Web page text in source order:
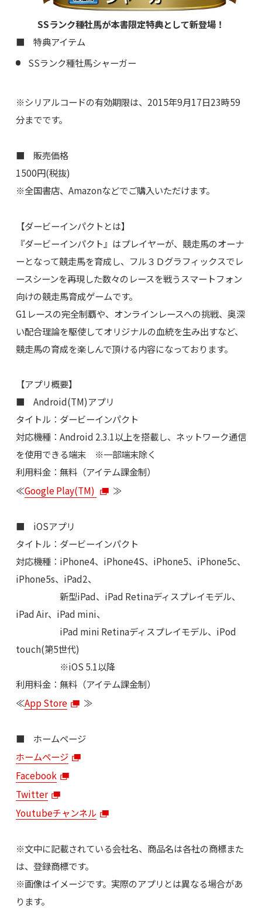
SSランク種牡馬が本書限定特典として新登場！
■ 特典アイテム
SSランク種牡馬シャーガー
※シリアルコードの有効期限は、2015年9月17日23時59
分までです。
■ 販売価格
1500円(税抜)
※全国書店、Amazonなどでご購入いただけます。
【ダービーインパクトとは】
『ダービーインパクト』はプレイヤーが、競走馬のオーナ
ーとなって競走馬を育成し、フル３Ｄグラフィックスでレ
ースシーンを再現した数々のレースを戦うスマートフォン
向けの競走馬育成ゲームです。
G1レースの完全制覇や、オンラインレースへの挑戦、奥深
い配合理論を駆使してオリジナルの血統を生み出すなど、
競走馬の育成を楽しんで頂ける内容になっております。
【アプリ概要】
■ Android(TM)アプリ
タイトル：ダービーインパクト
対応機種：Android 2.3.1以上を搭載し、ネットワーク通信
を使用できる端末 ※一部端末除く
利用料金：無料（アイテム課金制）
≪Google Play(TM) ≫
■ iOSアプリ
タイトル：ダービーインパクト
対応機種：iPhone4、iPhone4S、iPhone5、iPhone5c、
iPhone5s、iPad2、
新型iPad、iPad Retinaディスプレイモデル、
iPad Air、iPad mini、
iPad mini Retinaディスプレイモデル、iPod
touch(第5世代)
※iOS 5.1以降
利用料金：無料（アイテム課金制）
≪App Store ≫
■ ホームページ
ホームページ
Facebook
Twitter
Youtubeチャンネル
※文中に記載されている会社名、商品名は各社の商標また
は、登録商標です。
※画像はイメージです。実際のアプリとは異なる場合があ
ります。